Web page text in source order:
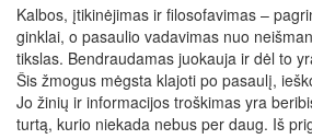
Kalbos, įtikinėjimas ir filosofavimas –
ginklai, o pasaulio vadavimas nuo
tikslas. Bendraudamas juokauja ir dėl to
Šis žmogus mėgsta klajoti po pasaulį,
Jo žinių ir informacijos troškimas yra
turtą, kurio niekada nebus per daug. Iš